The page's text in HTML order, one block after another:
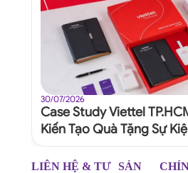
30/07/2026
Case Study Viettel
Kiến Tạo Quà Tặng Sự
LIÊN HỆ & TƯ SẢN